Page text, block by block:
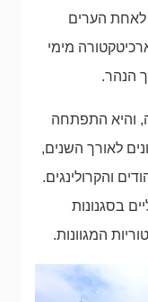
הערים
מימי
הנהר.
והיא התפתחה
לאורך השנים,
והקרולינגים.
בסגנונות
המגוונות.